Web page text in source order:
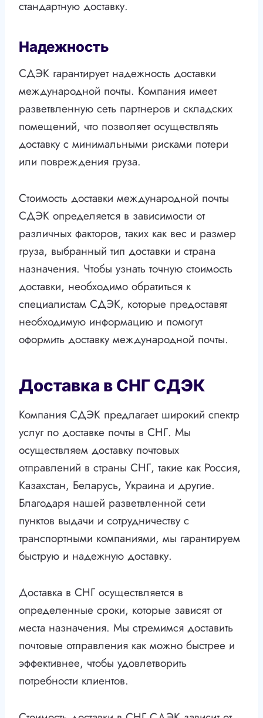
стандартную доставку.
Надежность
СДЭК гарантирует надежность доставки
международной почты. Компания имеет
разветвленную сеть партнеров и складских
помещений, что позволяет осуществлять
доставку с минимальными рисками потери
или повреждения груза.
Стоимость доставки международной почты
СДЭК определяется в зависимости от
различных факторов, таких как вес и размер
груза, выбранный тип доставки и страна
назначения. Чтобы узнать точную стоимость
доставки, необходимо обратиться к
специалистам СДЭК, которые предоставят
необходимую информацию и помогут
оформить доставку международной почты.
Доставка в СНГ СДЭК
Компания СДЭК предлагает широкий спектр
услуг по доставке почты в СНГ. Мы
осуществляем доставку почтовых
отправлений в страны СНГ, такие как Россия,
Казахстан, Беларусь, Украина и другие.
Благодаря нашей разветвленной сети
пунктов выдачи и сотрудничеству с
транспортными компаниями, мы гарантируем
быструю и надежную доставку.
Доставка в СНГ осуществляется в
определенные сроки, которые зависят от
места назначения. Мы стремимся доставить
почтовые отправления как можно быстрее и
эффективнее, чтобы удовлетворить
потребности клиентов.